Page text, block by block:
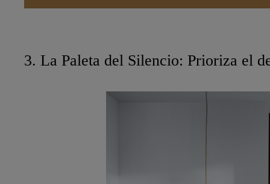
3. La Paleta del Silencio: Prioriza el